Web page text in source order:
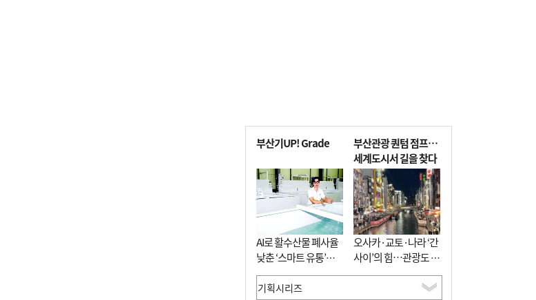
부산기UP! Grade
AI로 활수산물 폐사율
낮춘 ‘스마트 유통’…
사막·산악지대 수출
도전
부산관광 퀀텀 점프…
세계도시서 길을 찾다
오사카·교토·나라 ‘간
사이’의 힘…관광도 뭉
쳐야 흥한다